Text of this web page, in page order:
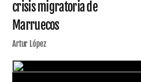
crisis migratoria de
Marruecos
Artur López